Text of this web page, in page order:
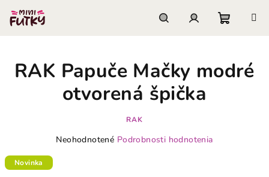
obsah
košík
RAK Papuče Mačky modré
otvorená špička
RAK
Priemerné
Neohodnotené Podrobnosti hodnotenia
Novinka